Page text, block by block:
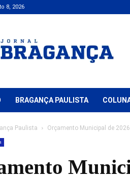
8, 2026
BRAGANÇA PAULISTA
Paulista Orçamento Municipal de